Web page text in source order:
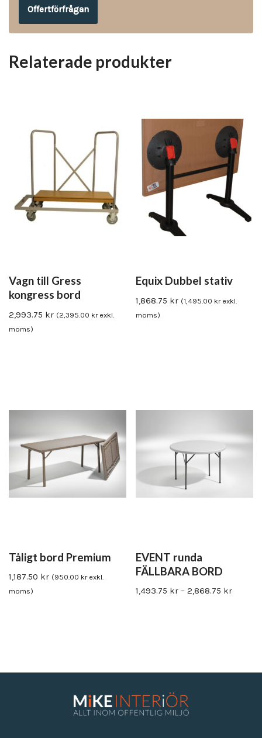
Offertförfrågan
Relaterade produkter
Vagn till Gress
kongress bord
2,993.75 kr (2,395.00 krexkl.
moms)
Equix Dubbel stativ
1,868.75 kr (1,495.00 krexkl.
moms)
Tåligt bord Premium
1,187.50 kr (950.00 krexkl.
moms)
EVENT runda
FÄLLBARA BORD
1,493.75 kr – 2,868.75 kr